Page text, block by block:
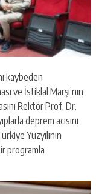
kaybeden
ve İstiklal Marşı’nın
Rektör Prof. Dr.
deprem acısını
Yüzyılının
programla